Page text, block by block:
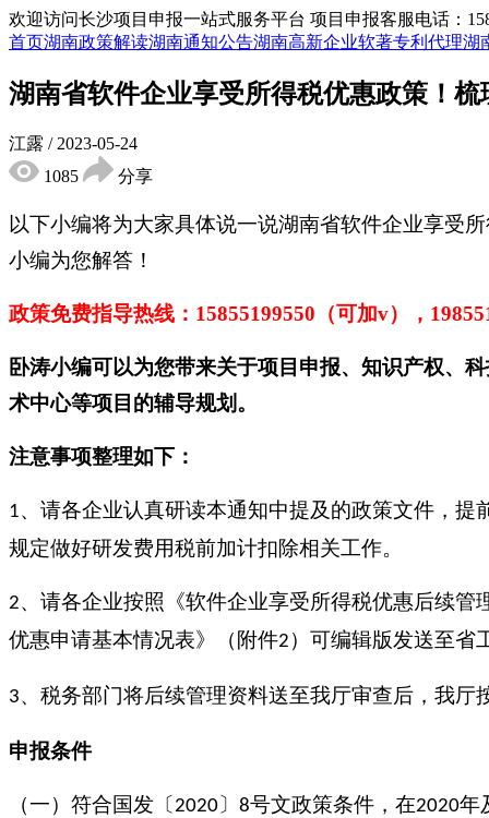
欢迎访问长沙项目申报一站式服务平台 项目申报客服电话：
首页湖南政策解读湖南通知公告湖南高新企业软著专利代理湖
湖南省软件企业享受所得税优惠政策！
江露 / 2023-05-24
1085
分享
以下小编将为大家具体说一说湖南省软件企业享受
小编为您解答！
政策免费指导热线： 15855199550（可加v），
卧涛小编可以为您带来关于项目申报、知识产权、
术中心等项目的辅导规划。
注意事项整理如下：
1、请各企业认真研读本通知中提及的政策文件，
规定做好研发费用税前加计扣除相关工作。
2、请各企业按照《软件企业享受所得税优惠后续管
优惠申请基本情况表》（附件2 ）可编辑版发送至省
3、税务部门将后续管理资料送至我厅审查后，我厅
申报条件
（一）符合国发〔2020〕 8号文政策条件，在2020年